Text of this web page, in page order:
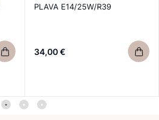
PLAVA E14/25W/R39
34,00 €